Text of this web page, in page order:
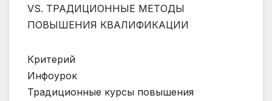
VS. ТРАДИЦИОННЫЕ МЕТОДЫ
ПОВЫШЕНИЯ КВАЛИФИКАЦИИ
Критерий
Инфоурок
Традиционные курсы повышения